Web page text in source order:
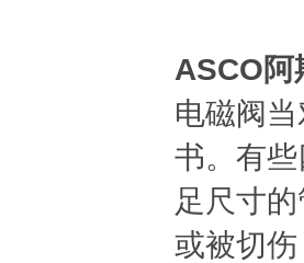
ASCO阿
电磁阀
书。有
足尺寸
或被切